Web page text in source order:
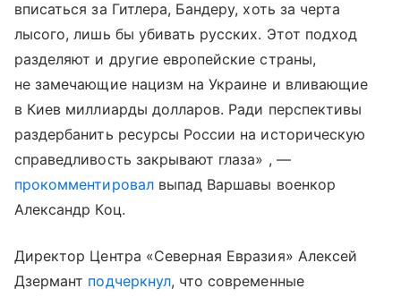
вписаться за Гитлера, Бандеру, хоть за черта
лысого, лишь бы убивать русских. Этот подход
разделяют и другие европейские страны,
не замечающие нацизм на Украине и вливающие
в Киев миллиарды долларов. Ради перспективы
раздербанить ресурсы России на историческую
справедливость закрывают глаза» , —
прокомментировалвыпад Варшавы военкор
Александр Коц.
Директор Центра «Северная Евразия» Алексей
Дзермант подчеркнул, что современные